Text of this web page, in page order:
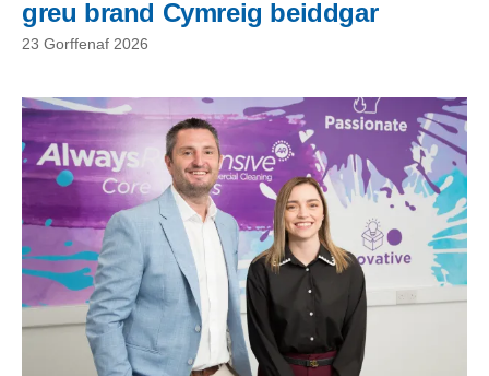
greu brand Cymreig beiddgar
23 Gorffenaf 2026